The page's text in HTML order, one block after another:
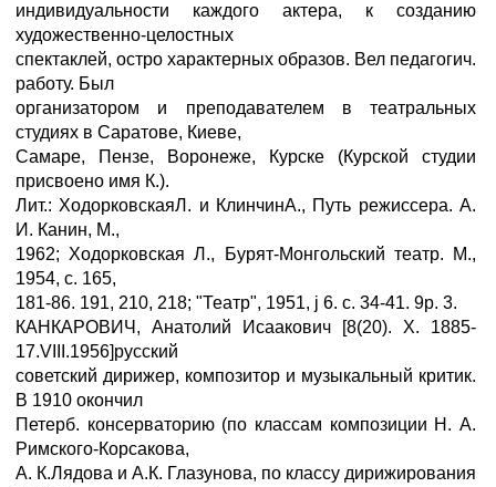
индивидуальности каждого актера, к созданию
художественно-целостных
спектаклей, остро характерных образов. Вел педагогич.
работу. Был
организатором и преподавателем в театральных
студиях в Саратове, Киеве,
Самаре, Пензе, Воронеже, Курске (Курской студии
присвоено имя К.).
Лит.: ХодорковскаяЛ. и КлинчинА., Путь режиссера. А.
И. Канин, М.,
1962; Ходорковская Л., Бурят-Монгольский театр. М.,
1954, с. 165,
181-86. 191, 210, 218; "Театр", 1951, ј 6. с. 34-41. 9р. 3.
КАНКАРОВИЧ, Анатолий Исаакович [8(20). X. 1885-
17.VIII.1956]русский
советский дирижер, композитор и музыкальный критик.
В 1910 окончил
Петерб. консерваторию (по классам композиции Н. А.
Римского-Корсакова,
А. К.Лядова и А.К. Глазунова, по классу дирижирования